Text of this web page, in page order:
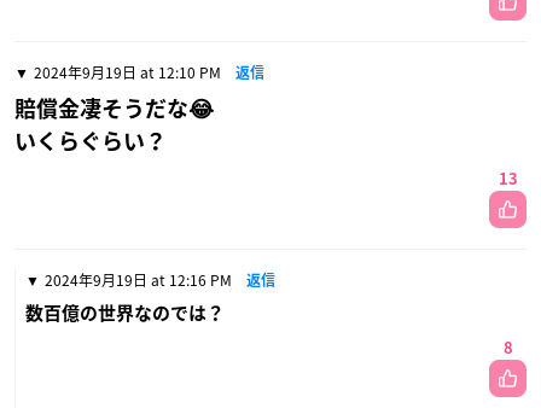
2024年9月19日 at 12:10 PM 返信
賠償金凄そうだな😂
いくらぐらい？
13
2024年9月19日 at 12:16 PM 返信
数百億の世界なのでは？
8